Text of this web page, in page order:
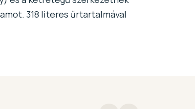
318 literes űrtartalmával